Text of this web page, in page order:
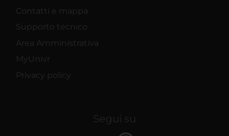
Contatti e mappa
Supporto tecnico
Area Amministrativa
MyUnivr
Privacy policy
Segui su